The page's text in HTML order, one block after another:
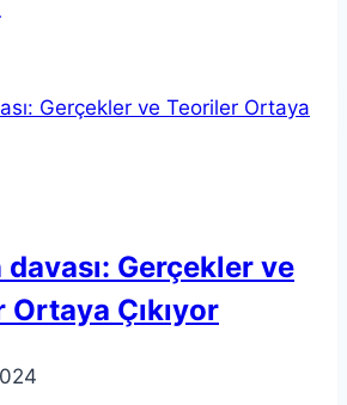
Gerçekler ve
Çıkıyor